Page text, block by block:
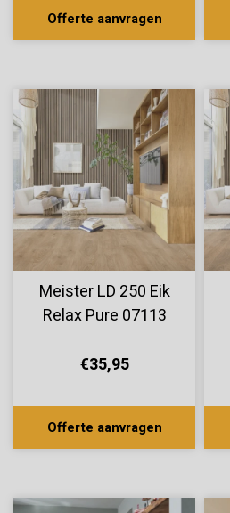
Offerte aanvragen
Meister LD 250 Eik
Relax Pure 07113
€35,95
Offerte aanvragen